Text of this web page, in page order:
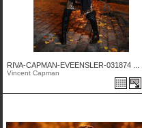
RIVA-CAPMAN-EVEENSLER-031874 ...
Vincent Capman